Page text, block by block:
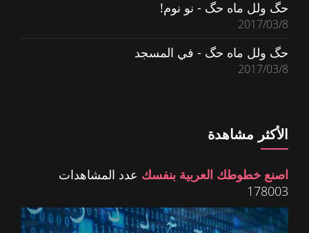
حگ ولل ماه حگ - نو نوم!
2017/03/8
حگ ولل ماه حگ - في المسجد
2017/03/8
الأكثر مشاهدة
اصنع خطوطك العربية بنفسك عدد المشاهدات
178003